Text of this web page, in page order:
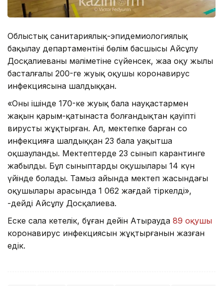
Облыстық санитариялық-эпидемиологиялық
бақылау департаментінің бөлім басшысы Айсұлу
Досқалиеваның мәліметіне сүйенсек, жаңа оқу жылы
басталғалы 200-ге жуық оқушы коронавирус
инфекциясына шалдыққан.
«Оның ішінде 170-ке жуық бала науқастармен
жақын қарым-қатынаста болғандықтан қауіпті
вирусты жұқтырған. Ал, мектепке барған соң
инфекцияға шалдыққан 23 бала уақытша
оқшауланды. Мектептерде 23 сынып карантинге
жабылды. Бұл сыныптардың оқушылары 14 күн
үйінде болады. Тамыз айында мектеп жасындағы
оқушылары арасында 1 062 жағдай тіркелді»,
-дейді Айсұлу Досқалиева.
Еске сала кетелік, бұған дейін Атырауда 89 оқушы
коронавирус инфекциясын жұқтырғанын жазған
едік.